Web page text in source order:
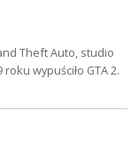
Theft Auto, studio
wypuściło GTA 2.